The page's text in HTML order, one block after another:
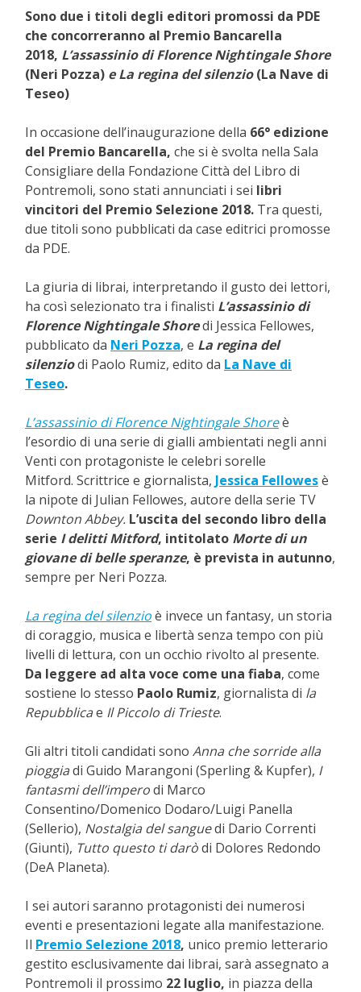
Sono due i titoli degli editori promossi da PDE
che concorreranno al Premio Bancarella
2018, L’assassinio di Florence Nightingale Shore
(Neri Pozza) e La regina del silenzio(La Nave di
Teseo)
In occasione dell’inaugurazione della 66° edizione
del Premio Bancarella, che si è svolta nella Sala
Consigliare della Fondazione Città del Libro di
Pontremoli, sono stati annunciati i sei libri
vincitori del Premio Selezione 2018. Tra questi,
due titoli sono pubblicati da case editrici promosse
da PDE.
La giuria di librai, interpretando il gusto dei lettori,
ha così selezionato tra i finalisti L’assassinio di
Florence Nightingale Shoredi Jessica Fellowes,
pubblicato da Neri Pozza, e La regina del
silenziodi Paolo Rumiz, edito da La Nave di
Teseo.
L’assassinio di Florence Nightingale Shoreè
l’esordio di una serie di gialli ambientati negli anni
Venti con protagoniste le celebri sorelle
Mitford. Scrittrice e giornalista, Jessica Fellowesè
la nipote di Julian Fellowes, autore della serie TV
Downton Abbey. L’uscita del secondo libro della
serie I delitti Mitford, intitolato Morte di un
giovane di belle speranze, è prevista in autunno,
sempre per Neri Pozza.
La regina del silenzioè invece un fantasy, un storia
di coraggio, musica e libertà senza tempo con più
livelli di lettura, con un occhio rivolto al presente.
Da leggere ad alta voce come una fiaba, come
sostiene lo stesso Paolo Rumiz, giornalista di la
Repubblicae Il Piccolo di Trieste.
Gli altri titoli candidati sono Anna che sorride alla
pioggiadi Guido Marangoni (Sperling & Kupfer), I
fantasmi dell’imperodi Marco
Consentino/Domenico Dodaro/Luigi Panella
(Sellerio), Nostalgia del sanguedi Dario Correnti
(Giunti), Tutto questo ti daròdi Dolores Redondo
(DeA Planeta).
I sei autori saranno protagonisti dei numerosi
eventi e presentazioni legate alla manifestazione.
Il Premio Selezione 2018, unico premio letterario
gestito esclusivamente dai librai, sarà assegnato a
Pontremoli il prossimo 22 luglio, in piazza della